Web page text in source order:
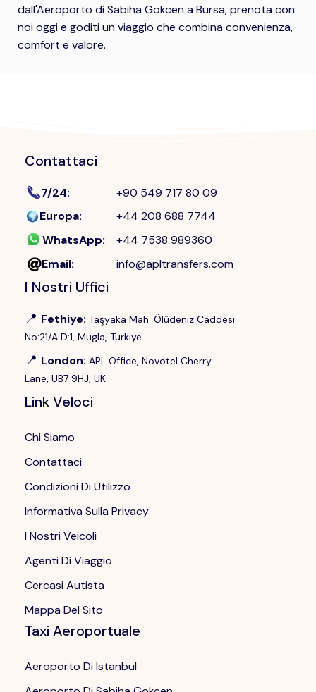
dall'Aeroporto di Sabiha Gokcen a Bursa, prenota con
noi oggi e goditi un viaggio che combina convenienza,
comfort e valore.
Contattaci
7/24:
+90 549 717 80 09
Europa:
+44 208 688 7744
WhatsApp:
+44 7538 989360
Email: info@apltransfers.com
I Nostri Uffici
📍 Fethiye: Taşyaka Mah. Ölüdeniz Caddesi
No:21/A D:1, Mugla, Turkiye
📍 London: APL Office, Novotel Cherry
Lane, UB7 9HJ, UK
Link Veloci
Chi Siamo
Contattaci
Condizioni Di Utilizzo
Informativa Sulla Privacy
I Nostri Veicoli
Agenti Di Viaggio
Cercasi Autista
Mappa Del Sito
Taxi Aeroportuale
Aeroporto Di Istanbul